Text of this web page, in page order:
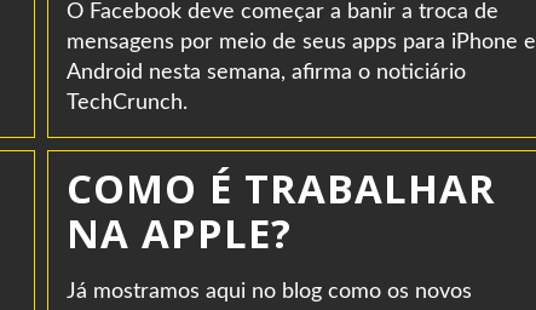
O Facebook deve começar a banir a troca de
mensagens por meio de seus apps para iPhone e
Android nesta semana, afirma o noticiário
TechCrunch.
COMO É TRABALHAR
NA APPLE?
Já mostramos aqui no blog como os novos